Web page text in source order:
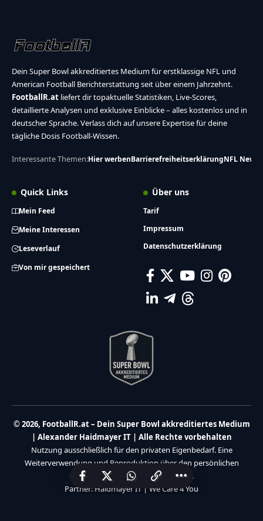
Dein Super Bowl akkreditiertes Medium für erstklassige NFL und
American Football Berichterstattung seit über einem Jahrzehnt.
FootballR.at liefert dir topaktuelle Statistiken, Live-Scores,
detaillierte Analysen und exklusive Einblicke – alles kostenlos und in
deutscher Sprache. Verlass dich auf unsere Expertise für deine
tägliche Dosis Football-Wissen.
Interessante Themen:Hier werbenBarrierefreiheitserklärungNFL News
Quick Links
Mein Feed
Meine Interessen
Leseverlauf
Von mir gespeichert
Über uns
Tarif
Impressum
Datenschutzerklärung
© 2026, FootballR.at – Dein Super Bowl akkreditiertes Medium
| Alexander Haidmayer IT | Alle Rechte vorbehalten
Nutzung ausschließlich für den privaten Eigenbedarf. Eine
Weiterverwendung und Reproduktion über den persönlichen
Gebrauch hinaus ist nicht gestattet.
Partner: Haidmayer IT | We Care 4 You